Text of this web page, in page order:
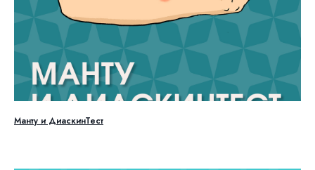
Манту и ДиаскинТест